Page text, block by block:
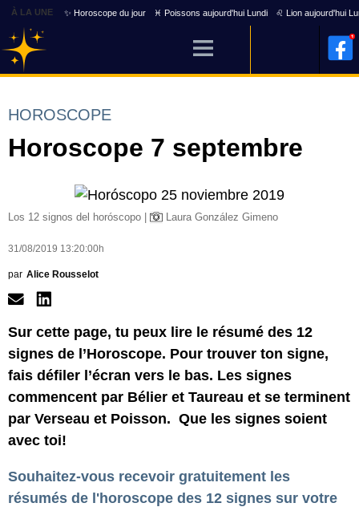
À LA UNE ✨ Horoscope du jour ♓ Poissons aujourd'hui Lundi ♌ Lion aujourd'hui
HOROSCOPE
Horoscope 7 septembre
Los 12 signos del horóscopo | Laura González Gimeno
31/08/2019 13:20:00h
par Alice Rousselot
Sur cette page, tu peux lire le résumé des 12
signes de l’Horoscope. Pour trouver ton signe,
fais défiler l’écran vers le bas. Les signes
commencent par Bélier et Taureau et se terminent
par Verseau et Poisson. Que les signes soient
avec toi!
Souhaitez-vous recevoir gratuitement les
résumés de l'horoscope des 12 signes sur votre